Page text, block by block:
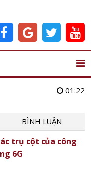
01:22
BÌNH LUẬN
trụ cột của công
6G